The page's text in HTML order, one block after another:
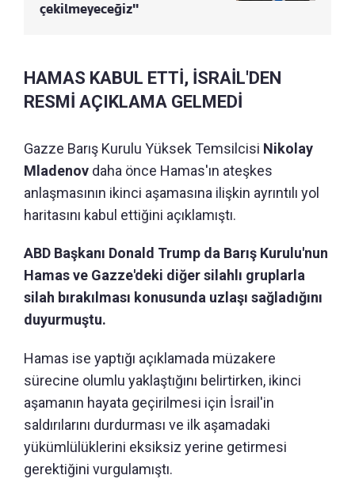
çekilmeyeceğiz"
HAMAS KABUL ETTİ, İSRAİL'DEN
RESMİ AÇIKLAMA GELMEDİ
Gazze Barış Kurulu Yüksek Temsilcisi Nikolay
Mladenov daha önce Hamas'ın ateşkes
anlaşmasının ikinci aşamasına ilişkin ayrıntılı yol
haritasını kabul ettiğini açıklamıştı.
ABD Başkanı Donald Trump da Barış Kurulu'nun
Hamas ve Gazze'deki diğer silahlı gruplarla
silah bırakılması konusunda uzlaşı sağladığını
duyurmuştu.
Hamas ise yaptığı açıklamada müzakere
sürecine olumlu yaklaştığını belirtirken, ikinci
aşamanın hayata geçirilmesi için İsrail'in
saldırılarını durdurması ve ilk aşamadaki
yükümlülüklerini eksiksiz yerine getirmesi
gerektiğini vurgulamıştı.